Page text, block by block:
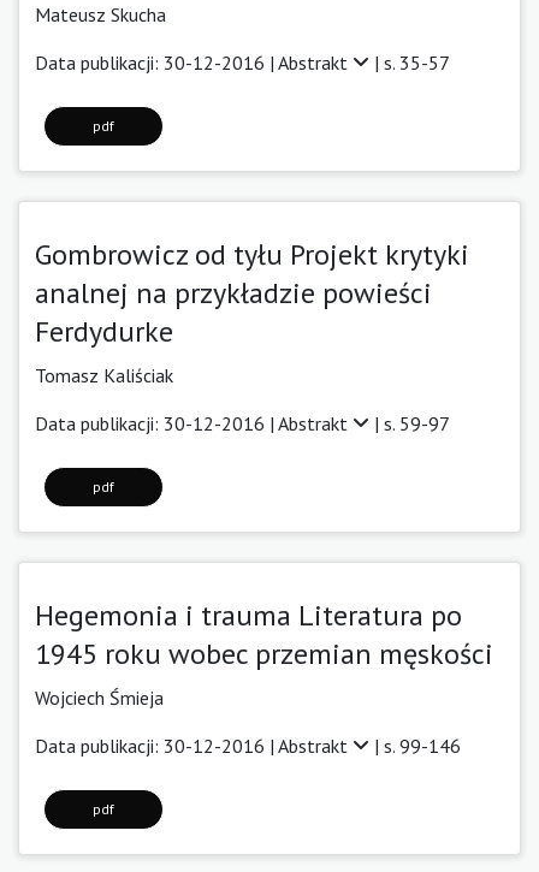
Mateusz Skucha
Data publikacji: 30-12-2016 | Abstrakt | s. 35-57
pdf
Gombrowicz od tyłu Projekt krytyki
analnej na przykładzie powieści
Ferdydurke
Tomasz Kaliściak
Data publikacji: 30-12-2016 | Abstrakt | s. 59-97
pdf
Hegemonia i trauma Literatura po
1945 roku wobec przemian męskości
Wojciech Śmieja
Data publikacji: 30-12-2016 | Abstrakt | s. 99-146
pdf